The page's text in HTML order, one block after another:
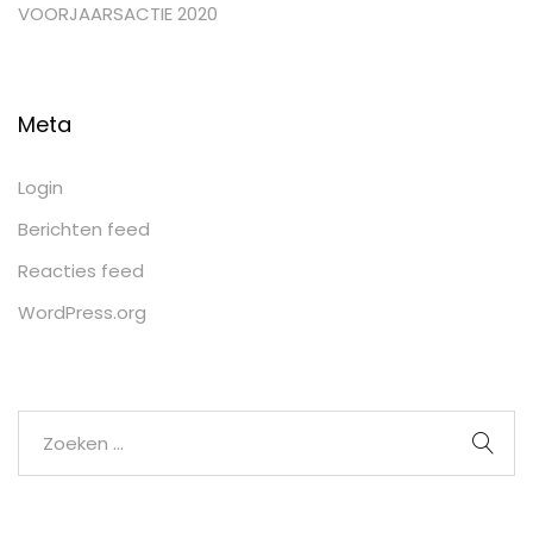
VOORJAARSACTIE 2020
Meta
Login
Berichten feed
Reacties feed
WordPress.org